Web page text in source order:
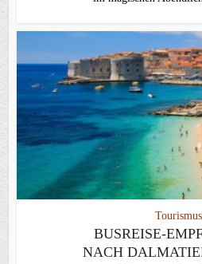
Tourismus
BUSREISE-
NACH